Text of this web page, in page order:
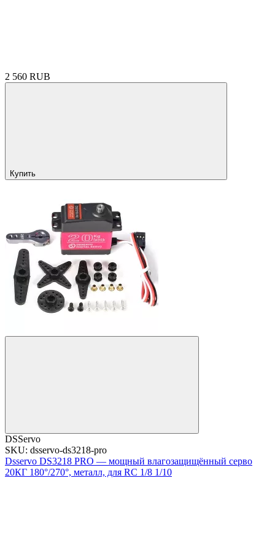
2 560 RUB
Купить
DSServo
SKU: dsservo-ds3218-pro
Dsservo DS3218 PRO — мощный влагозащищённый серво
20КГ 180°/270°, металл, для RC 1/8 1/10